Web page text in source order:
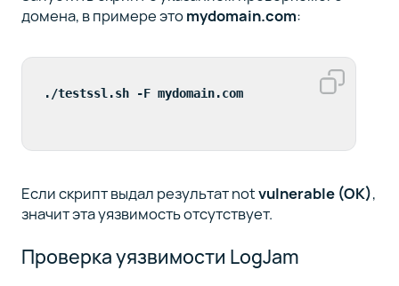
домена, в примере этоmydomain.com:
./testssl.sh -F mydomain.com
Если скрипт выдал результат notvulnerable (OK),
значит эта уязвимость отсутствует.
Проверка уязвимости LogJam